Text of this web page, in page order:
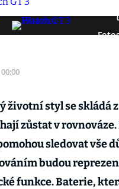
00:00
životní styl se skládá
zůstat v
sledovat vše
budou
funkce. Baterie,